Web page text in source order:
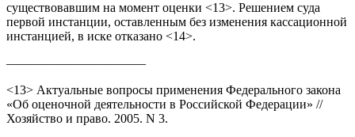
существовавшим на момент оценки <13>. Решением суда
первой инстанции, оставленным без изменения кассационной
инстанцией, в иске отказано <14>.
———————————
<13> Актуальные вопросы применения Федерального закона
«Об оценочной деятельности в Российской Федерации» //
Хозяйство и право. 2005. N 3.